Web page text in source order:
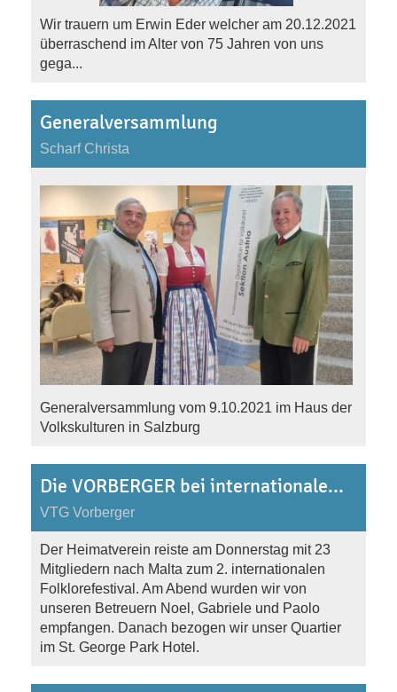
Wir trauern um Erwin Eder welcher am 20.12.2021
überraschend im Alter von 75 Jahren von uns
gega...
Generalversammlung
Scharf Christa
Generalversammlung vom 9.10.2021 im Haus der
Volkskulturen in Salzburg
Die VORBERGER bei internationalem Folklorefest in Malta vom 26.-30.9.2019
VTG Vorberger
Der Heimatverein reiste am Donnerstag mit 23
Mitgliedern nach Malta zum 2. internationalen
Folklorefestival. Am Abend wurden wir von
unseren Betreuern Noel, Gabriele und Paolo
empfangen. Danach bezogen wir unser Quartier
im St. George Park Hotel.